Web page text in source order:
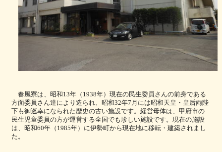
春風寮は、昭和13年（ 1938年）現在の民生委員さんの前身である
方面委員さん達により造られ、昭和32年7 月には昭和天皇・皇后両陛
下も御巡幸になられた歴史の古い施設です。経営母体は、甲府市の
民生児童委員の方が運営する全国でも珍しい施設です。現在の施設
は、昭和60年（ 1985年）に伊勢町から現在地に移転・建築されまし
た。